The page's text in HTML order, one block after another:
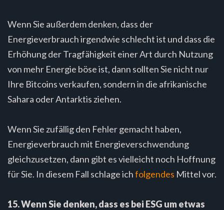
Wenn Sie außerdem denken, dass der
Energieverbrauch irgendwie schlecht ist und dass die
Erhöhung der Tragfähigkeit einer Art durch Nutzung
von mehr Energie böse ist, dann sollten Sie nicht nur
Ihre Bitcoins verkaufen, sondern in die afrikanische
Sahara oder Antarktis ziehen.
Wenn Sie zufällig den Fehler gemacht haben,
Energieverbrauch mit Energieverschwendung
gleichzusetzen, dann gibt es vielleicht noch Hoffnung
für Sie. In diesem Fall schlage ichfolgendes Mittel vor.
15. Wenn Sie denken, dass es bei ESG um etwas